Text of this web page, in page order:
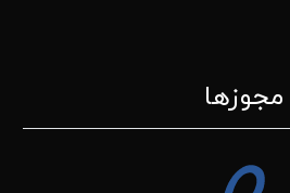
مجوزها